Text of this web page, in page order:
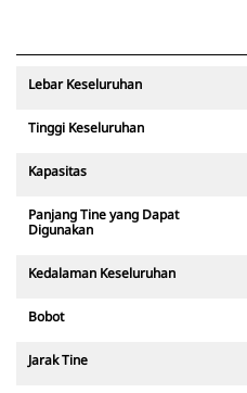
Lebar Keseluruhan
Tinggi Keseluruhan
Kapasitas
Panjang Tine yang Dapat
Digunakan
Kedalaman Keseluruhan
Bobot
Jarak Tine